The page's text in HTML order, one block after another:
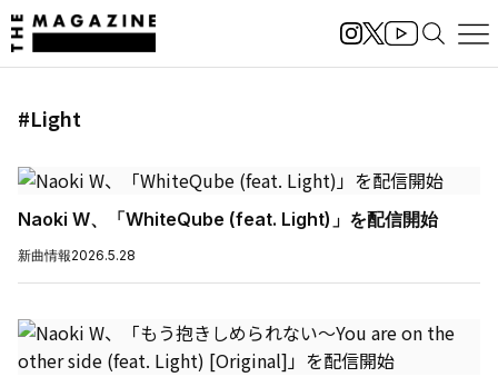
#Light
Naoki W、「WhiteQube (feat. Light)」を配信開始
新曲情報2026.5.28